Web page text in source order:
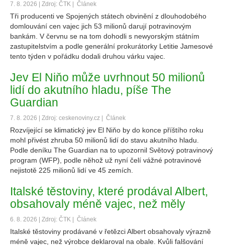
7. 8. 2026 | Zdroj: ČTK | Článek
Tři producenti ve Spojených státech obvinění z dlouhodobého
domlouvání cen vajec jich 53 milionů darují potravinovým
bankám. V červnu se na tom dohodli s newyorským státním
zastupitelstvím a podle generální prokurátorky Letitie Jamesové
tento týden v pořádku dodali druhou várku vajec.
Jev El Niňo může uvrhnout 50 milionů
lidí do akutního hladu, píše The
Guardian
7. 8. 2026 | Zdroj: ceskenoviny.cz | Článek
Rozvíjející se klimatický jev El Niňo by do konce příštího roku
mohl přivést zhruba 50 milionů lidí do stavu akutního hladu.
Podle deníku The Guardian na to upozornil Světový potravinový
program (WFP), podle něhož už nyní čelí vážné potravinové
nejistotě 225 milionů lidí ve 45 zemích.
Italské těstoviny, které prodával Albert,
obsahovaly méně vajec, než měly
6. 8. 2026 | Zdroj: ČTK | Článek
Italské těstoviny prodávané v řetězci Albert obsahovaly výrazně
méně vajec, než výrobce deklaroval na obale. Kvůli falšování